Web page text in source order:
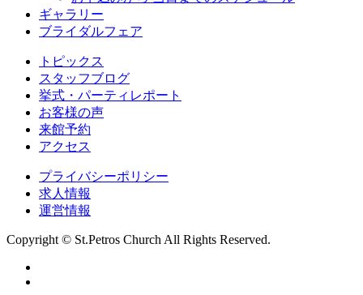
ギャラリー
ブライダルフェア
トピックス
スタッフブログ
挙式・パーティレポート
お客様の声
来館予約
アクセス
プライバシーポリシー
求人情報
運営情報
Copyright © St.Petros Church All Rights Reserved.